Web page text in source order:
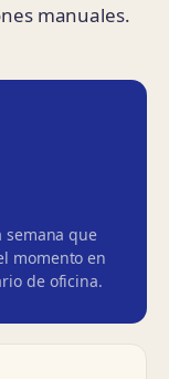
manuales.
semana que
momento en
de oficina.